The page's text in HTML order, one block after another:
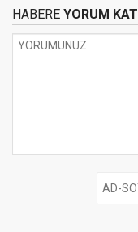
HABERE YORUM KAT